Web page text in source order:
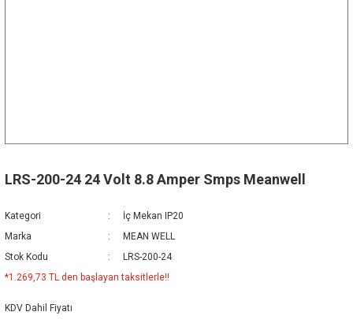
LRS-200-24 24 Volt 8.8 Amper Smps Meanwell
Kategori
İç Mekan IP20
Marka
MEAN WELL
Stok Kodu
LRS-200-24
*1.269,73 TL den başlayan taksitlerle!!
KDV Dahil Fiyatı